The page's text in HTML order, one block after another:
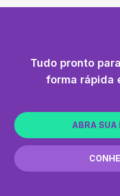
Tudo pronto
forma rápida
ABRA SUA